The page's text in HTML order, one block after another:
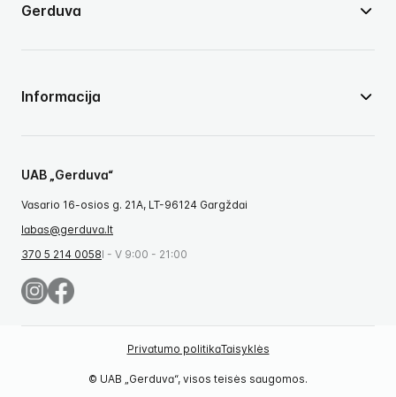
UAB „Gerduva“
Vasario 16-osios g. 21A, LT-96124 Gargždai
labas@gerduva.lt
370 5 214 0058I - V 9:00 - 21:00
Gerduva
Informacija
Privatumo politikaTaisyklės
© UAB „Gerduva“, visos teisės saugomos.